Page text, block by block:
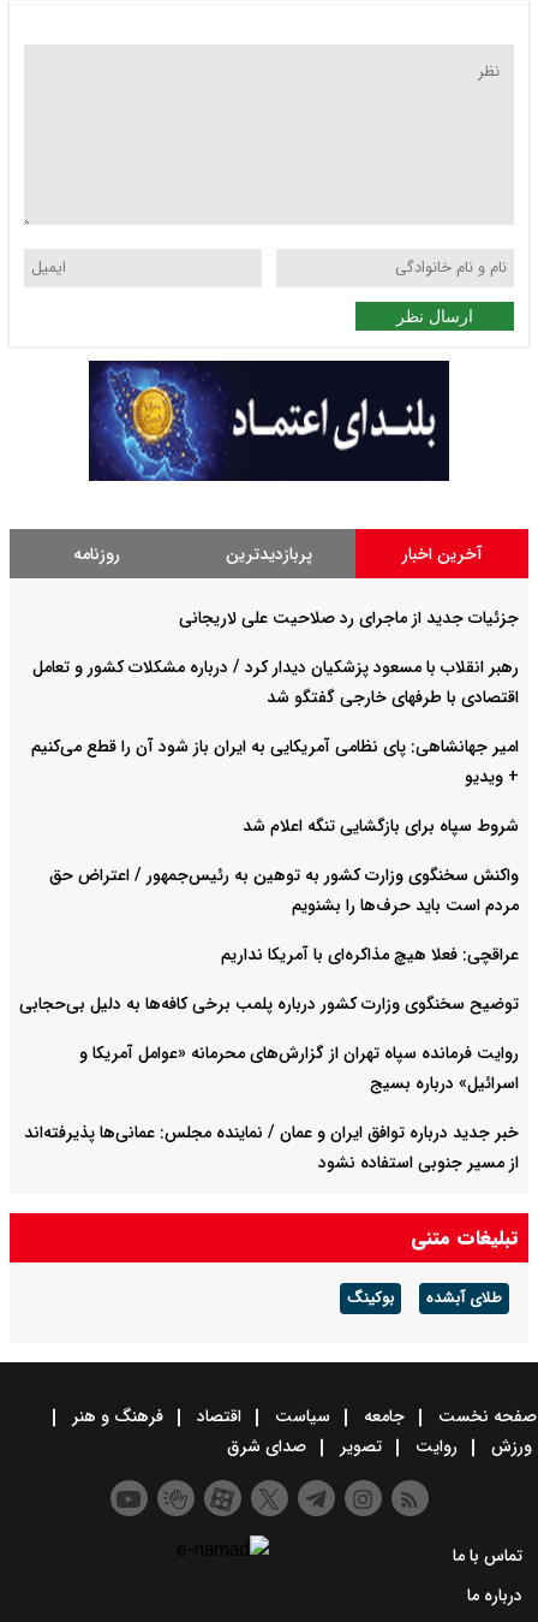
ارسال نظر
آخرین اخبار پربازدیدترین روزنامه
جزئیات جدید از ماجرای رد صلاحیت علی لاریجانی
رهبر انقلاب با مسعود پزشکیان دیدار کرد / درباره مشکلات کشور و تعامل
اقتصادی با طرفهای خارجی گفتگو شد
امیر جهانشاهی: پای نظامی آمریکایی به ایران باز شود آن را قطع می‌کنیم
+ ویدیو
شروط سپاه برای بازگشایی تنگه اعلام شد
واکنش سخنگوی وزارت کشور به توهین به رئیس‌جمهور / اعتراض حق
مردم است باید حرف‌ها را بشنویم
عراقچی: فعلا هیچ مذاکره‌ای با آمریکا نداریم
توضیح سخنگوی وزارت کشور درباره پلمب برخی کافه‌ها به دلیل بی‌حجابی
روایت فرمانده سپاه تهران از گزارش‌های محرمانه «عوامل آمریکا و
اسرائیل» درباره بسیج
خبر جدید درباره توافق ایران و عمان / نماینده مجلس: عمانی‌ها پذیرفته‌اند
از مسیر جنوبی استفاده نشود
سخنگوی سپاه: تنگه هرمز را تا زمانی که دشمن همه شرایط ما را بپذیرد
حفظ می‌کنیم + ویدئو
تبلیغات متنی
طلای آبشده بوکینگ
صفحه نخست جامعه سیاست اقتصاد
فرهنگ و هنر
ورزش
روایت تصویر صدای شرق
تماس با ما
درباره ما